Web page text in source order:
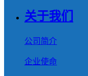
关于我们
公司简介
企业使命